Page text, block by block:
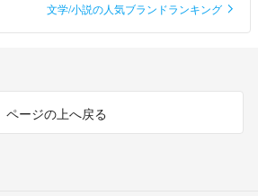
文学/小説の人気ブランドランキング
ページの上へ戻る